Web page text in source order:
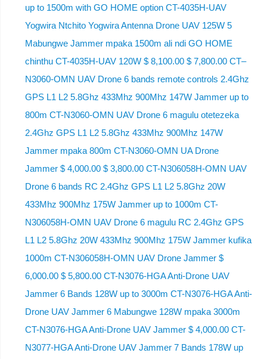
up to 1500m with GO HOME option CT-4035H-UAV
Yogwira Ntchito Yogwira Antenna Drone UAV 125W 5
Mabungwe Jammer mpaka 1500m ali ndi GO HOME
chinthu CT-4035H-UAV 120W $ 8,100.00 $ 7,800.00 CT–
N3060-OMN UAV Drone 6 bands remote controls 2.4Ghz
GPS L1 L2 5.8Ghz 433Mhz 900Mhz 147W Jammer up to
800m CT-N3060-OMN UAV Drone 6 magulu otetezeka
2.4Ghz GPS L1 L2 5.8Ghz 433Mhz 900Mhz 147W
Jammer mpaka 800m CT-N3060-OMN UA Drone
Jammer $ 4,000.00 $ 3,800.00 CT-N306058H-OMN UAV
Drone 6 bands RC 2.4Ghz GPS L1 L2 5.8Ghz 20W
433Mhz 900Mhz 175W Jammer up to 1000m CT-
N306058H-OMN UAV Drone 6 magulu RC 2.4Ghz GPS
L1 L2 5.8Ghz 20W 433Mhz 900Mhz 175W Jammer kufika
1000m CT-N306058H-OMN UAV Drone Jammer $
6,000.00 $ 5,800.00 CT-N3076-HGA Anti-Drone UAV
Jammer 6 Bands 128W up to 3000m CT-N3076-HGA ​​Anti-
Drone UAV Jammer 6 Mabungwe 128W mpaka 3000m
CT-N3076-HGA ​​Anti-Drone UAV Jammer $ 4,000.00 CT-
N3077-HGA Anti-Drone UAV Jammer 7 Bands 178W up